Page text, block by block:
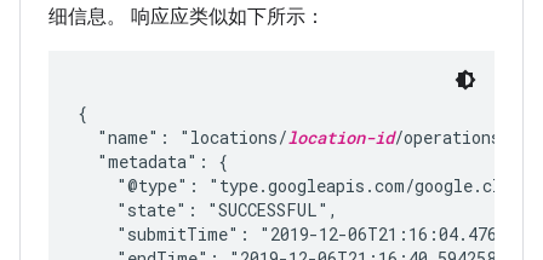
细信息。 响应应类似如下所示：
{
  "name": "locations/
location-id/operations/
  "metadata": {
"@type": "type.googleapis.com/
    "state": "SUCCESSFUL",
"submitTime": "2019-12-